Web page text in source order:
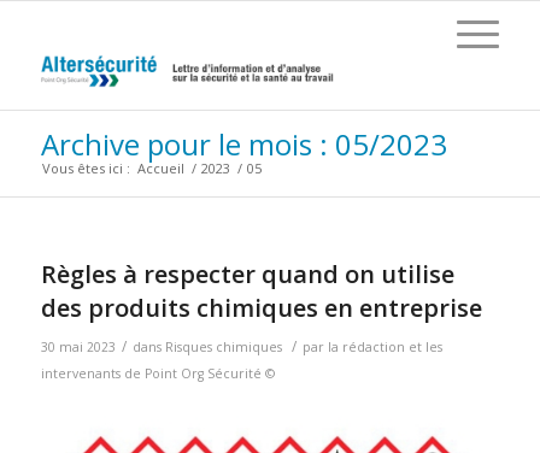
Archive pour le mois : 05/2023
Vous êtes ici : Accueil / 2023 / 05
Règles à respecter quand on utilise
des produits chimiques en entreprise
30 mai 2023 / dans Risques chimiques / par la rédaction et les
intervenants de Point Org Sécurité ©